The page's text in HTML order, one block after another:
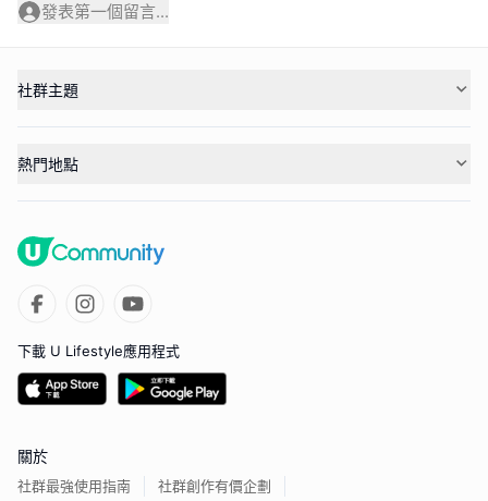
發表第一個留言...
社群主題
熱門地點
下載 U Lifestyle應用程式
關於
社群最強使用指南 社群創作有價企劃